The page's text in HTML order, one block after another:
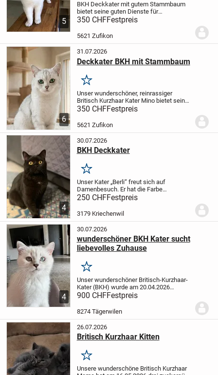
5
BKH Deckkater mit gutem Stammbaum
bietet seine guten Dienste für
Katzenbabys an.Heimdeckung auf
Anfrage (bei der Kätzin daheim zu Hause)
079 861 06 77
350 CHFFestpreis
5621 Zufikon
6
31.07.2026
Deckkater BKH mit Stammbaum
Merken
Unser wunderschöner, reinrassiger
Britisch Kurzhaar Kater Mino bietet seine
Dienste für gesunden Nachwuchs an. Der
Deckkater in der Farbe Silver- Shadow ist
von edler Herkunft und hat einen reinen
BKH...
350 CHFFestpreis
5621 Zufikon
4
30.07.2026
BKH Deckkater
Merken
Unser Kater „Berli“ freut sich auf
Damenbesuch. Er hat die Farbe
"chocolate/schwarz" und sucht auf
diesem Weg eine liebevolle Katzendame.
Berli hat alle notwendigen Impfungen, ist
250 CHFFestpreis
3179 Kriechenwil
4
30.07.2026
wunderschöner BKH Kater sucht
liebevolles Zuhause
Merken
Unser wunderschöner Britisch-Kurzhaar-
Kater (BKH) wurde am 20.04.2026
geboren und ist ab Mitte Juli 2026
Bei seinem Auszug ist er:
✔️ geimpft✔️ entwurmt
Alltagsgeräusche...
900 CHFFestpreis
8274 Tägerwilen
26.07.2026
Britisch Kurzhaar Kitten
Merken
Unsere wunderschöne Britisch Kurzhaar